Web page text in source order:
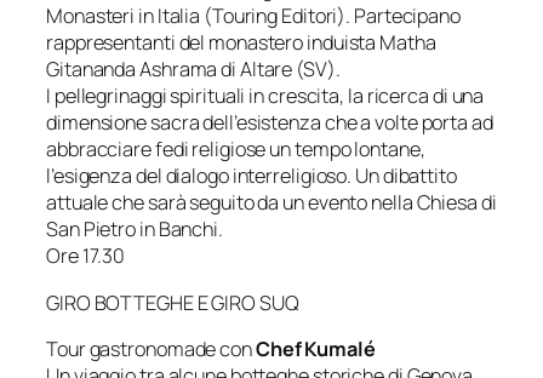
Monasteri in Italia (Touring Editori). Partecipano
rappresentanti del monastero induista Matha
Gitananda Ashrama di Altare (SV).
I pellegrinaggi spirituali in crescita, la ricerca di una
dimensione sacra dell’esistenza che a volte porta ad
abbracciare fedi religiose un tempo lontane,
l’esigenza del dialogo interreligioso. Un dibattito
attuale che sarà seguito da un evento nella Chiesa di
San Pietro in Banchi.
Ore 17.30
GIRO BOTTEGHE E GIRO SUQ
Tour gastronomade conChef Kumalé